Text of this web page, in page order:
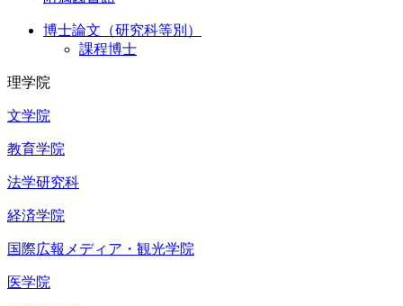
博士論文（研究科等別）
課程博士
理学院
文学院
教育学院
法学研究科
経済学院
国際広報メディア・観光学院
医学院